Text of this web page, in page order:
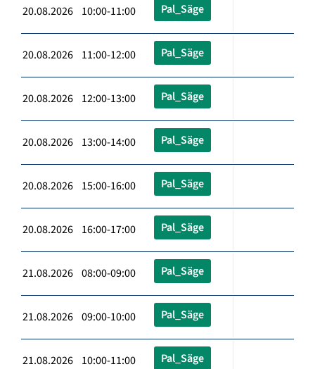
20.08.2026 10:00-11:00 Pal_Säge
20.08.2026 11:00-12:00 Pal_Säge
20.08.2026 12:00-13:00 Pal_Säge
20.08.2026 13:00-14:00 Pal_Säge
20.08.2026 15:00-16:00 Pal_Säge
20.08.2026 16:00-17:00 Pal_Säge
21.08.2026 08:00-09:00 Pal_Säge
21.08.2026 09:00-10:00 Pal_Säge
21.08.2026 10:00-11:00 Pal_Säge